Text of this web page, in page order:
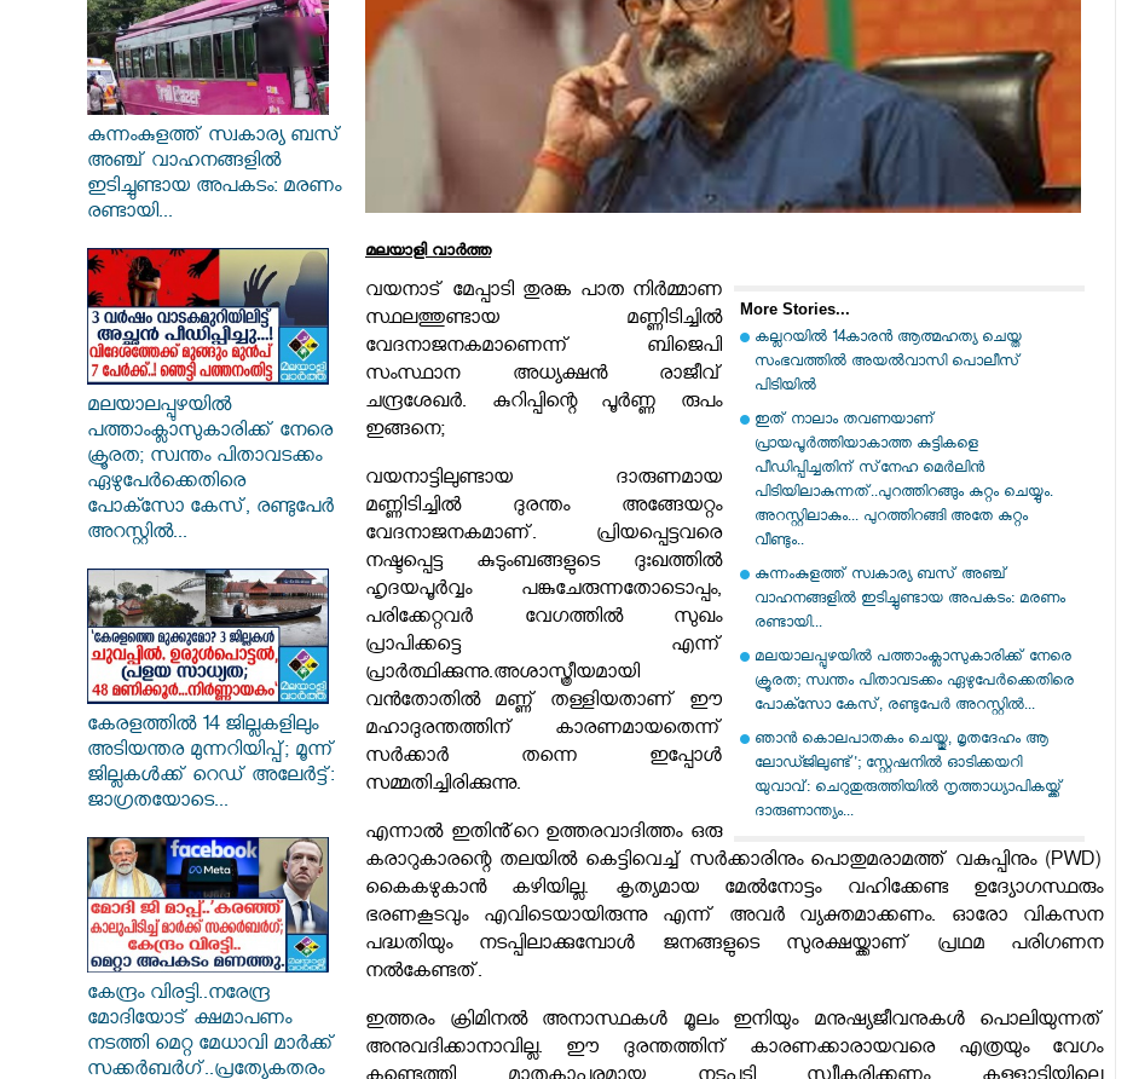
കുന്നംകുളത്ത് സ്വകാര്യ ബസ്
അഞ്ച് വാഹനങ്ങളിൽ
ഇടിച്ചുണ്ടായ അപകടം: മരണം
രണ്ടായി...
മലയാലപ്പുഴയിൽ
പത്താംക്ലാസുകാരിക്ക് നേരെ
ക്രൂരത; സ്വന്തം പിതാവടക്കം
ഏഴുപേർക്കെതിരെ
പോക്സോ കേസ്, രണ്ടുപേർ
അറസ്റ്റിൽ...
കേരളത്തിൽ 14 ജില്ലകളിലും
അടിയന്തര മുന്നറിയിപ്പ്; മൂന്ന്
ജില്ലകൾക്ക് റെഡ് അലേർട്ട്:
ജാഗ്രതയോടെ...
കേന്ദ്രം വിരട്ടി..നരേന്ദ്ര
മോദിയോട് ക്ഷമാപണം
നടത്തി മെറ്റ മേധാവി മാർക്ക്
സക്കർബർ​ഗ്..പ്രത്യേകതരം
മലയാളി വാര്‍ത്ത
More Stories...
കല്ലറയില്‍ 14കാരന്‍ ആത്മഹത്യ ചെയ്ത
സംഭവത്തില്‍ അയല്‍വാസി പൊലീസ്
പിടിയില്‍
ഇത് നാലാം തവണയാണ്
പ്രായപൂർത്തിയാകാത്ത കുട്ടികളെ
പീഡിപ്പിച്ചതിന് സ്‌നേഹ മെർലിൻ
പിടിയിലാകുന്നത്..പുറത്തിറങ്ങും കുറ്റം ചെയ്യും.
അറസ്റ്റിലാകും... പുറത്തിറങ്ങി അതേ കുറ്റം
വീണ്ടും..
കുന്നംകുളത്ത് സ്വകാര്യ ബസ് അഞ്ച്
വാഹനങ്ങളിൽ ഇടിച്ചുണ്ടായ അപകടം: മരണം
രണ്ടായി...
മലയാലപ്പുഴയിൽ പത്താംക്ലാസുകാരിക്ക് നേരെ
ക്രൂരത; സ്വന്തം പിതാവടക്കം ഏഴുപേർക്കെതിരെ
പോക്സോ കേസ്, രണ്ടുപേർ അറസ്റ്റിൽ...
ഞാൻ കൊലപാതകം ചെയ്തു, മൃതദേഹം ആ
ലോഡ്ജിലുണ്ട്'; സ്റ്റേഷനിൽ ഓടിക്കയറി
യുവാവ്: ചെറുതുരുത്തിയിൽ നൃത്താധ്യാപികയ്ക്ക്
ദാരുണാന്ത്യം...
വയനാട് മേപ്പാടി തുരങ്ക പാത നിർമ്മാണ
സ്ഥലത്തുണ്ടായ മണ്ണിടിച്ചിൽ
വേദനാജനകമാണെന്ന് ബിജെപി
സംസ്ഥാന അധ്യക്ഷൻ രാജീവ്
ചന്ദ്രശേഖർ. കുറിപ്പിന്റെ പൂർണ്ണ രുപം
ഇങ്ങനെ;
വയനാട്ടിലുണ്ടായ ദാരുണമായ
മണ്ണിടിച്ചിൽ ദുരന്തം അങ്ങേയറ്റം
വേദനാജനകമാണ്. പ്രിയപ്പെട്ടവരെ
നഷ്ടപ്പെട്ട കുടുംബങ്ങളുടെ ദുഃഖത്തിൽ
ഹൃദയപൂർവ്വം പങ്കുചേരുന്നതോടൊപ്പം,
പരിക്കേറ്റവർ വേഗത്തിൽ സുഖം
പ്രാപിക്കട്ടെ എന്ന്
പ്രാർത്ഥിക്കുന്നു.അശാസ്ത്രീയമായി
വൻതോതിൽ മണ്ണ് തള്ളിയതാണ് ഈ
മഹാദുരന്തത്തിന് കാരണമായതെന്ന്
സർക്കാർ തന്നെ ഇപ്പോൾ
സമ്മതിച്ചിരിക്കുന്നു.
എന്നാൽ ഇതിൻ്റെ ഉത്തരവാദിത്തം ഒരു
കരാറുകാരന്റെ തലയിൽ കെട്ടിവെച്ച് സർക്കാരിനും പൊതുമരാമത്ത് വകുപ്പിനും (PWD)
കൈകഴുകാൻ കഴിയില്ല. കൃത്യമായ മേൽനോട്ടം വഹിക്കേണ്ട ഉദ്യോഗസ്ഥരും
ഭരണകൂടവും എവിടെയായിരുന്നു എന്ന് അവർ വ്യക്തമാക്കണം. ഓരോ വികസന
പദ്ധതിയും നടപ്പിലാക്കുമ്പോൾ ജനങ്ങളുടെ സുരക്ഷയ്ക്കാണ് പ്രഥമ പരിഗണന
നൽകേണ്ടത്.
ഇത്തരം ക്രിമിനൽ അനാസ്ഥകൾ മൂലം ഇനിയും മനുഷ്യജീവനുകൾ പൊലിയുന്നത്
അനുവദിക്കാനാവില്ല. ഈ ദുരന്തത്തിന് കാരണക്കാരായവരെ എത്രയും വേഗം